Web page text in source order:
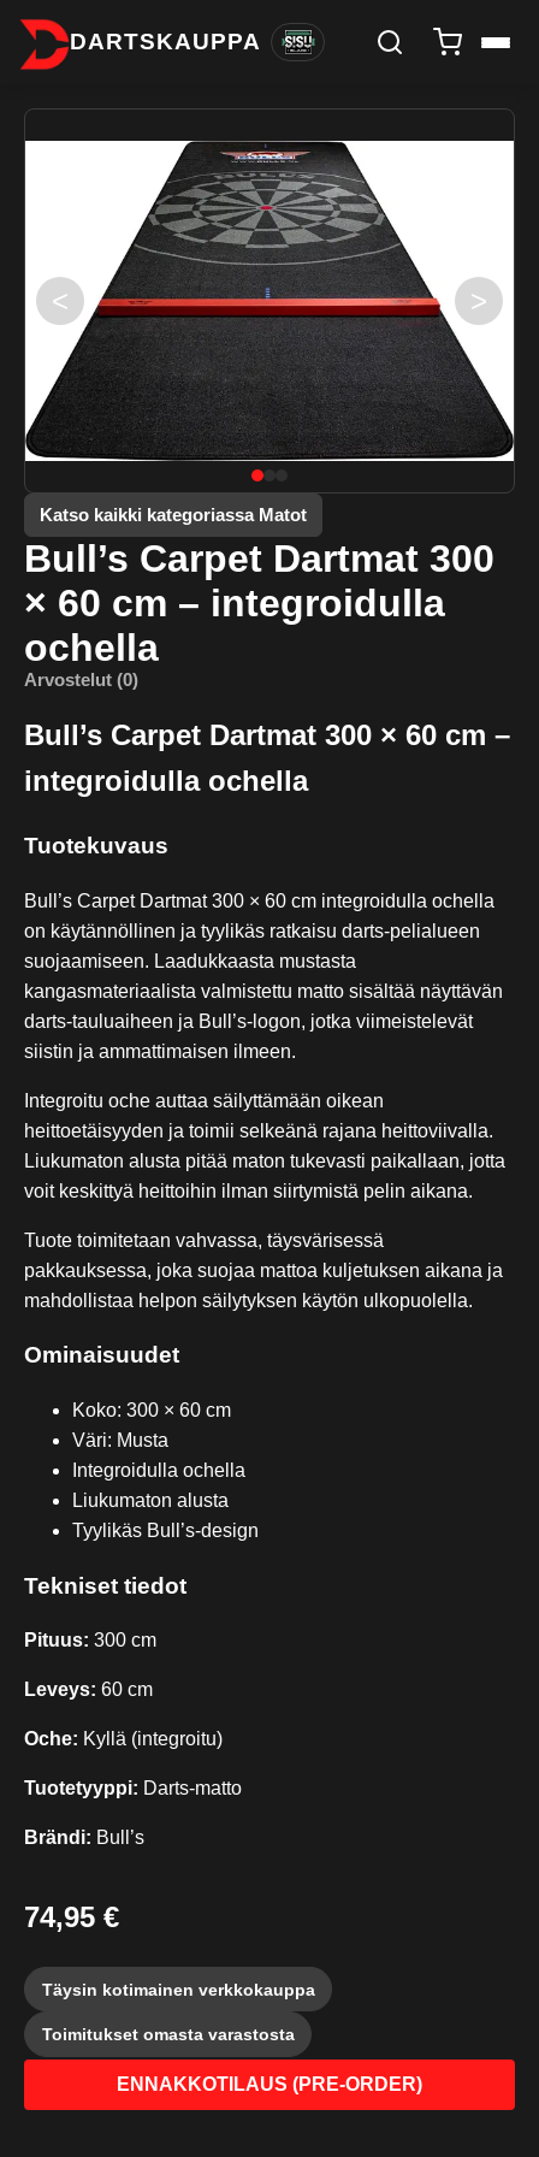
DARTSKAUPPA
< >
Katso kaikki kategoriassa Matot
Bull’s Carpet Dartmat 300
× 60 cm – integroidulla
ochella
Arvostelut (0)
Bull’s Carpet Dartmat 300 × 60 cm –
integroidulla ochella
Tuotekuvaus
Bull’s Carpet Dartmat 300 × 60 cm integroidulla ochella
on käytännöllinen ja tyylikäs ratkaisu darts-pelialueen
suojaamiseen. Laadukkaasta mustasta
kangasmateriaalista valmistettu matto sisältää näyttävän
darts-tauluaiheen ja Bull’s-logon, jotka viimeistelevät
siistin ja ammattimaisen ilmeen.
Integroitu oche auttaa säilyttämään oikean
heittoetäisyyden ja toimii selkeänä rajana heittoviivalla.
Liukumaton alusta pitää maton tukevasti paikallaan, jotta
voit keskittyä heittoihin ilman siirtymistä pelin aikana.
Tuote toimitetaan vahvassa, täysvärisessä
pakkauksessa, joka suojaa mattoa kuljetuksen aikana ja
mahdollistaa helpon säilytyksen käytön ulkopuolella.
Ominaisuudet
Koko: 300 × 60 cm
Väri: Musta
Integroidulla ochella
Liukumaton alusta
Tyylikäs Bull’s-design
Tekniset tiedot
Pituus: 300 cm
Leveys: 60 cm
Oche: Kyllä (integroitu)
Tuotetyyppi: Darts-matto
Brändi: Bull’s
74,95 €
Täysin kotimainen verkkokauppa
Toimitukset omasta varastosta
ENNAKKOTILAUS (PRE-ORDER)